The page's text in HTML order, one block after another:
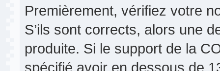
Premièrement, vérifiez votre
S’ils sont corrects, alors une
produite. Si le support de la
spécifié avoir en dessous de